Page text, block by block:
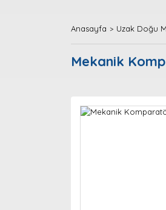
Anasayfa Uzak Doğu
Mekanik